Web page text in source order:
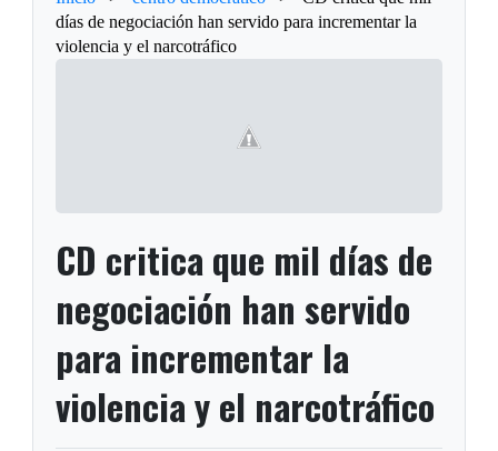
días de negociación han servido para incrementar la
violencia y el narcotráfico
CD critica que mil días de
negociación han servido
para incrementar la
violencia y el narcotráfico